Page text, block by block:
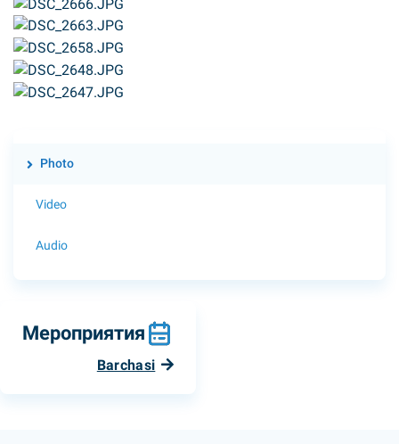
Photo
Video
Audio
Мероприятия
Barchasi